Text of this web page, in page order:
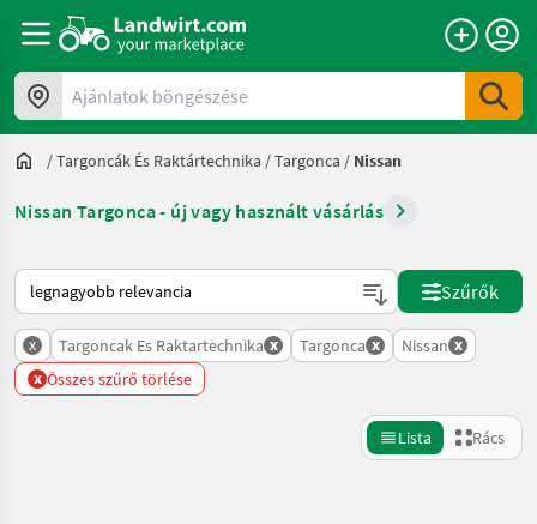
Ajánlatok böngészése
/Targoncák És Raktártechnika /Targonca / Nissan
Nissan Targonca - új vagy használt vásárlás
Így van sorba rendezve a Landwirt.com-on
Szűrők
x Targoncak Es Raktartechnika x Targonca x Nissan x
x Összes szűrő törlése
Lista Rács